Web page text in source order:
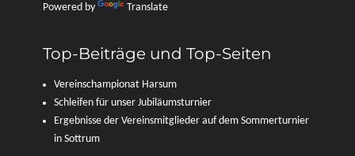
Powered by Translate
Top-Beiträge und Top-Seiten
Vereinschampionat Harsum
Schleifen für unser Jubiläumsturnier
Ergebnisse der Vereinsmitglieder auf dem Sommerturnier
in Sottrum